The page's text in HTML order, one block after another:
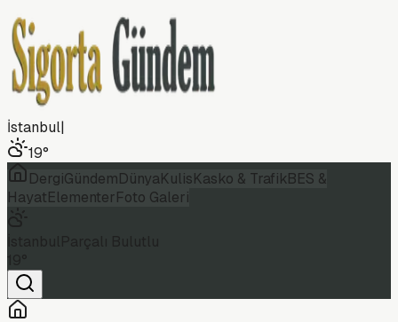
İstanbul|
19°
DergiGündemDünyaKulisKasko & TrafikBES &
HayatElementerFoto Galeri